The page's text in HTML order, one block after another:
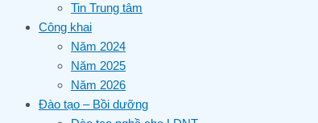
Tin Trung tâm
Công khai
Năm 2024
Năm 2025
Năm 2026
Đào tạo – Bồi dưỡng